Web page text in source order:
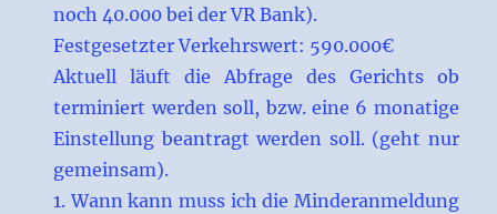
noch 40.000 bei der VR Bank).
Festgesetzter Verkehrswert: 590.000€
Aktuell läuft die Abfrage des Gerichts ob
terminiert werden soll, bzw. eine 6 monatige
Einstellung beantragt werden soll. (geht nur
gemeinsam).
1. Wann kann muss ich die Minderanmeldung